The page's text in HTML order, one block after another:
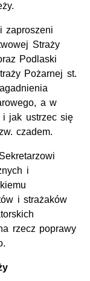
zaproszeni
Straży
Podlaski
Pożarnej st.
a w
i jak ustrzec się
czadem.
i
i strażaków
rzecz poprawy